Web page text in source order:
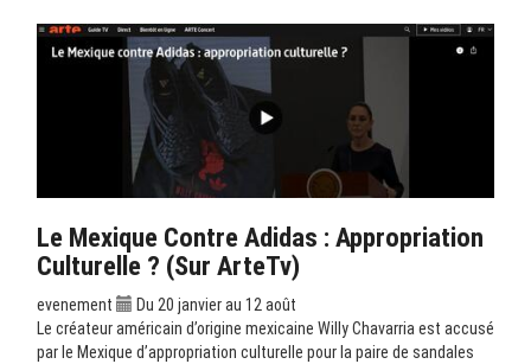
Le Mexique Contre Adidas : Appropriation
Culturelle ? (sur ArteTv)
evenement
Du 20 janvier au 12 août
Le créateur américain d’origine mexicaine Willy Chavarria est accusé
par le Mexique d’appropriation culturelle pour la paire de sandales